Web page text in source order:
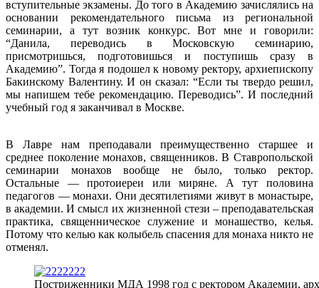
вступительные экзамены. До того в Академию зачислялись на
основании рекомендательного письма из региональной
семинарии, а тут возник конкурс. Вот мне и говорили:
“Данила, переводись в Московскую семинарию,
присмотришься, подготовишься и поступишь сразу в
Академию”. Тогда я подошел к новому ректору, архиепископу
Бакинскому Валентину. И он сказал: “Если ты твердо решил,
мы напишем тебе рекомендацию. Переводись”. И последний
учебный год я заканчивал в Москве.
В Лавре нам преподавали преимущественно старшее и
среднее поколение монахов, священников. В Ставропольской
семинарии монахов вообще не было, только ректор.
Остальные — протоиереи или миряне. А тут половина
педагогов — монахи. Они десятилетиями живут в монастыре,
в академии. И смысл их жизненной стези – преподавательская
практика, священническое служение и монашество, келья.
Потому что келью как колыбель спасения для монаха никто не
отменял.
Постриженники МДА 1998 год с ректором Академии,